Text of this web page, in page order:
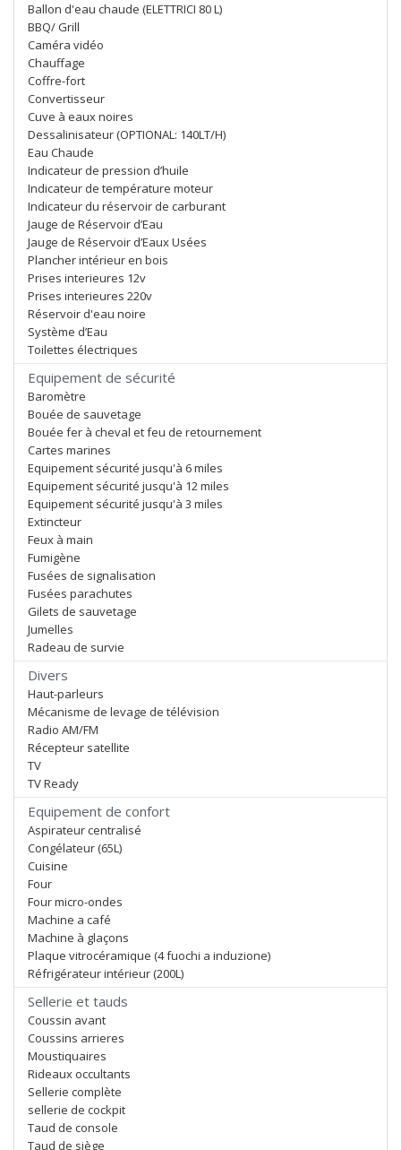
Ballon d'eau chaude (ELETTRICI 80 L)
BBQ/ Grill
Caméra vidéo
Chauffage
Coffre-fort
Convertisseur
Cuve à eaux noires
Dessalinisateur (OPTIONAL: 140LT/H)
Eau Chaude
Indicateur de pression d’huile
Indicateur de température moteur
Indicateur du réservoir de carburant
Jauge de Réservoir d’Eau
Jauge de Réservoir d’Eaux Usées
Plancher intérieur en bois
Prises interieures 12v
Prises interieures 220v
Réservoir d'eau noire
Système d’Eau
Toilettes électriques
Equipement de sécurité
Baromètre
Bouée de sauvetage
Bouée fer à cheval et feu de retournement
Cartes marines
Equipement sécurité jusqu'à 6 miles
Equipement sécurité jusqu'à 12 miles
Equipement sécurité jusqu'à 3 miles
Extincteur
Feux à main
Fumigène
Fusées de signalisation
Fusées parachutes
Gilets de sauvetage
Jumelles
Radeau de survie
Divers
Haut-parleurs
Mécanisme de levage de télévision
Radio AM/FM
Récepteur satellite
TV
TV Ready
Equipement de confort
Aspirateur centralisé
Congélateur (65L)
Cuisine
Four
Four micro-ondes
Machine a café
Machine à glaçons
Plaque vitrocéramique (4 fuochi a induzione)
Réfrigérateur intérieur (200L)
Sellerie et tauds
Coussin avant
Coussins arrieres
Moustiquaires
Rideaux occultants
Sellerie complète
sellerie de cockpit
Taud de console
Taud de siège